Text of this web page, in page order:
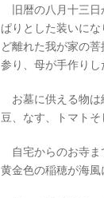
旧暦の八月十三日
ぱりとした装いに
ど離れた我が家の
参り、母が手作りし
お墓に供える物は
豆、なす、トマトそ
自宅からのお寺ま
黄金色の稲穂が海風